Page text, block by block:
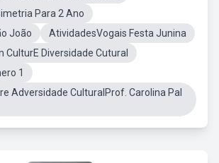
Para 2 Ano
João
AtividadesVogais Festa Junina
CulturE Diversidade Cutural
1
Adversidade CulturalProf. Carolina Pal